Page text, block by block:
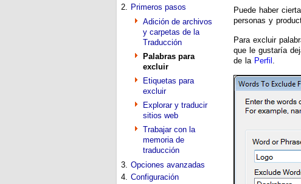
2. Primeros pasos
Adición de archivos
y carpetas de la
Traducción
Palabras para
excluir
Etiquetas para
excluir
Explorar y traducir
sitios web
Trabajar con la
memoria de
traducción
3. Opciones avanzadas
4. Configuración
Puede haber
personas y
Para excluir
que le gustaría
de la Perfil .